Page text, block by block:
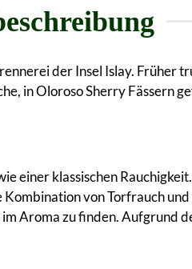
der Insel Islay. Früher
in Oloroso Sherry Fässern
einer klassischen
von Torfrauch
Aroma zu finden. Aufgrund